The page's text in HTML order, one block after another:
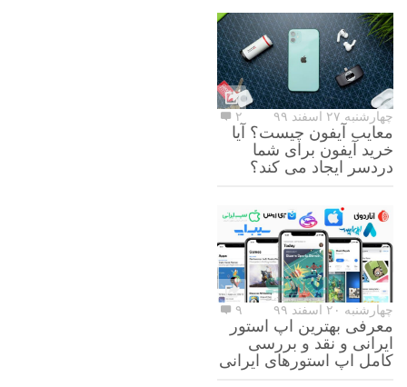
چهارشنبه ۲۷ اسفند ۹۹ ۲
معایب آیفون چیست؟ آیا
خرید آیفون برای شما
دردسر ایجاد می کند؟
چهارشنبه ۲۰ اسفند ۹۹ ۹
معرفی بهترین اپ استور
ایرانی و نقد و بررسی
کامل اپ استورهای ایرانی